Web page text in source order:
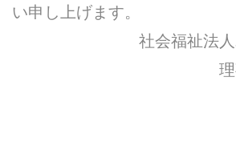
い申し上げます。
社会福祉法